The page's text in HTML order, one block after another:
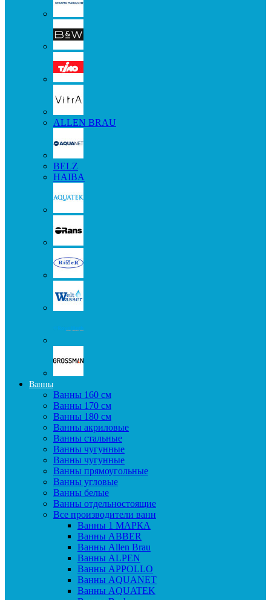
ALLEN BRAU
BELZ
HAIBA
Ванны
Ванны 160 см
Ванны 170 см
Ванны 180 см
Ванны акриловые
Ванны стальные
Ванны чугунные
Ванны чугунные
Ванны прямоугольные
Ванны угловые
Ванны белые
Ванны отдельностоящие
Все производители ванн
Ванны 1 МАРКА
Ванны ABBER
Ванны Allen Brau
Ванны ALPEN
Ванны APPOLLO
Ванны AQUANET
Ванны AQUATEK